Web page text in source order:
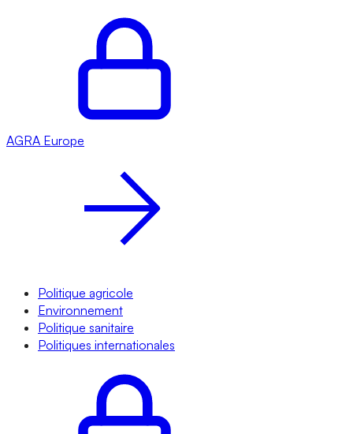
AGRA Europe
Politique agricole
Environnement
Politique sanitaire
Politiques internationales